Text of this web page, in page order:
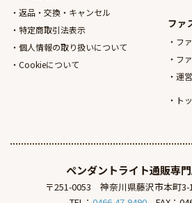
返品・交換・キャンセル
特定商取引法表示
個人情報の取り扱いについて
Cookieについて
ファ
フ
フ
運
ト
ペンダントライト通販専
〒251-0053 神奈川県藤沢市本町3-